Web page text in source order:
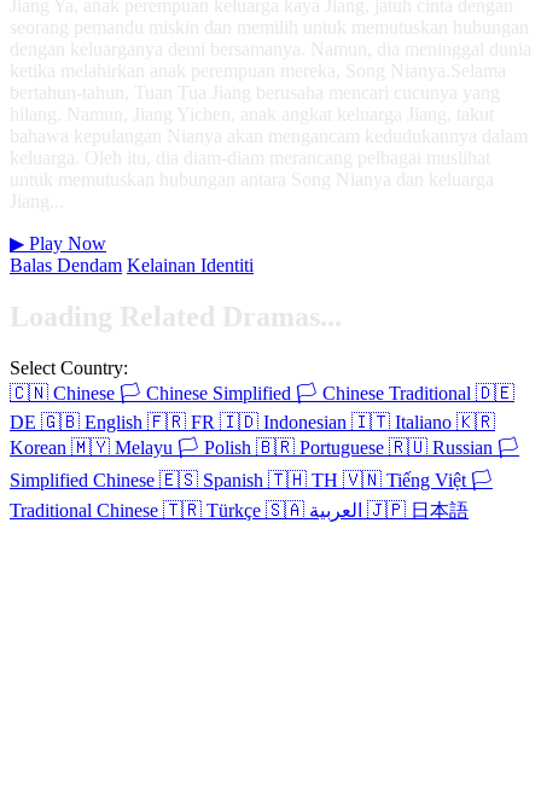
Jiang Ya, anak perempuan keluarga kaya Jiang, jatuh cinta dengan
seorang pemandu miskin dan memilih untuk memutuskan hubungan
dengan keluarganya demi bersamanya. Namun, dia meninggal dunia
ketika melahirkan anak perempuan mereka, Song Nianya.Selama
bertahun-tahun, Tuan Tua Jiang berusaha mencari cucunya yang
hilang. Namun, Jiang Yichen, anak angkat keluarga Jiang, takut
bahawa kepulangan Nianya akan mengancam kedudukannya dalam
keluarga. Oleh itu, dia diam-diam merancang pelbagai muslihat
untuk memutuskan hubungan antara Song Nianya dan keluarga
Jiang...
▶ Play Now
Balas Dendam Kelainan Identiti
Loading Related Dramas...
Select Country:
🇨🇳 Chinese 🏳️ Chinese Simplified 🏳️ Chinese Traditional 🇩🇪
DE 🇬🇧 English 🇫🇷 FR 🇮🇩 Indonesian 🇮🇹 Italiano 🇰🇷
Korean 🇲🇾 Melayu 🏳️ Polish 🇧🇷 Portuguese 🇷🇺 Russian 🏳️
Simplified Chinese 🇪🇸 Spanish 🇹🇭 TH 🇻🇳 Tiếng Việt 🏳️
Traditional Chinese 🇹🇷 Türkçe 🇸🇦 🇯🇵 日本語